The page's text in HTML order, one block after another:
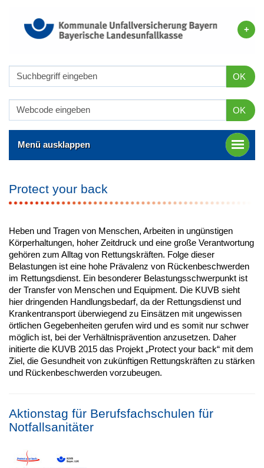
OK
OK
Menü ausklappen
Protect your back
Heben und Tragen von Menschen, Arbeiten in ungünstigen
Körperhaltungen, hoher Zeitdruck und eine große Verantwortung
gehören zum Alltag von Rettungskräften. Folge dieser
Belastungen ist eine hohe Prävalenz von Rückenbeschwerden
im Rettungsdienst. Ein besonderer Belastungsschwerpunkt ist
der Transfer von Menschen und Equipment. Die KUVB sieht
hier dringenden Handlungsbedarf, da der Rettungsdienst und
Krankentransport überwiegend zu Einsätzen mit ungewissen
örtlichen Gegebenheiten gerufen wird und es somit nur schwer
möglich ist, bei der Verhältnisprävention anzusetzen. Daher
initierte die KUVB 2015 das Projekt „Protect your back“ mit dem
Ziel, die Gesundheit von zukünftigen Rettungskräften zu stärken
und Rückenbeschwerden vorzubeugen.
Aktionstag für Berufsfachschulen für
Notfallsanitäter